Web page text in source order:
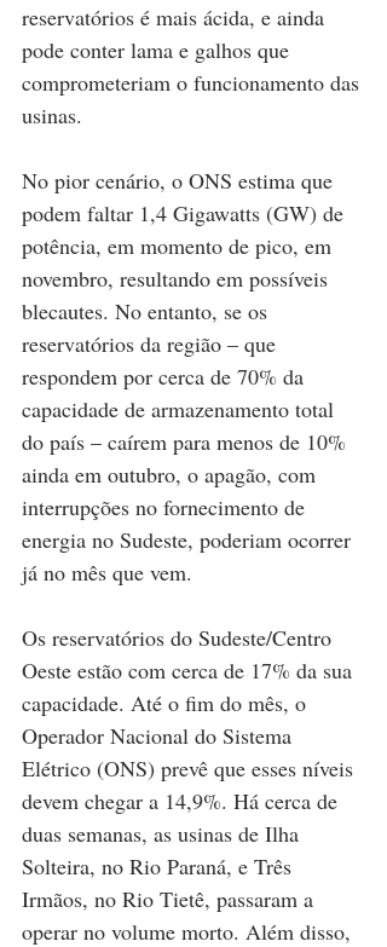
reservatórios é mais ácida, e ainda
pode conter lama e galhos que
comprometeriam o funcionamento das
usinas.
No pior cenário, o ONS estima que
podem faltar 1,4 Gigawatts (GW) de
potência, em momento de pico, em
novembro, resultando em possíveis
blecautes. No entanto, se os
reservatórios da região – que
respondem por cerca de 70% da
capacidade de armazenamento total
do país – caírem para menos de 10%
ainda em outubro, o apagão, com
interrupções no fornecimento de
energia no Sudeste, poderiam ocorrer
já no mês que vem.
Os reservatórios do Sudeste/Centro
Oeste estão com cerca de 17% da sua
capacidade. Até o fim do mês, o
Operador Nacional do Sistema
Elétrico (ONS) prevê que esses níveis
devem chegar a 14,9%. Há cerca de
duas semanas, as usinas de Ilha
Solteira, no Rio Paraná, e Três
Irmãos, no Rio Tietê, passaram a
operar no volume morto. Além disso,